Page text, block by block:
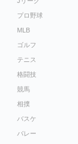
プロ野球
MLB
ゴルフ
テニス
格闘技
競馬
相撲
バスケ
バレー